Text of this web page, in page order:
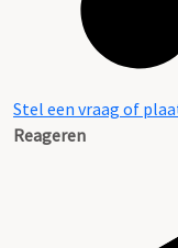
Stel een vraag of
Reageren